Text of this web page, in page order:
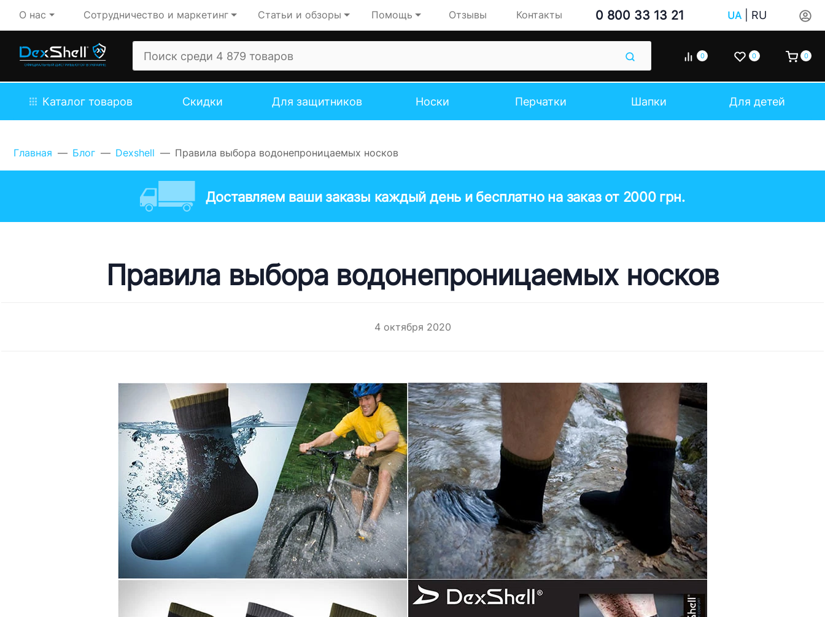
О нас Сотрудничество и маркетинг Статьи и обзоры Помощь Отзывы Контакты 0 800 33 13 21 UA| RU
0 0 0
Каталог товаров Скидки Для защитников Носки Перчатки Шапки Для детей
Главная Блог Dexshell Правила выбора водонепроницаемых носков
Доставляем ваши заказы каждый день и бесплатно на заказ от 2000 грн.
Правила выбора водонепроницаемых носков
4 октября 2020